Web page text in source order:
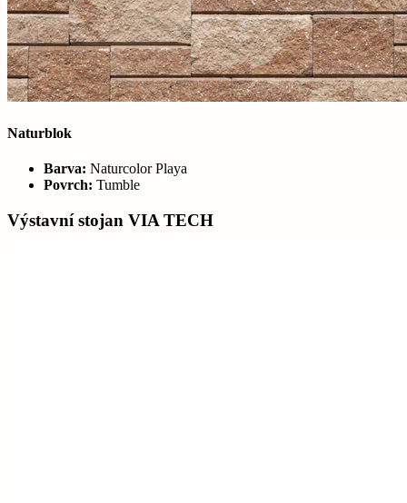
Naturblok
Barva: Naturcolor Playa
Povrch: Tumble
Výstavní stojan VIA TECH